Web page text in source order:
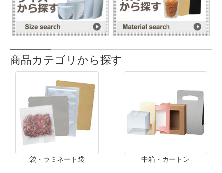
商品カテゴリから探す
袋・ラミネート袋 中箱・カートン